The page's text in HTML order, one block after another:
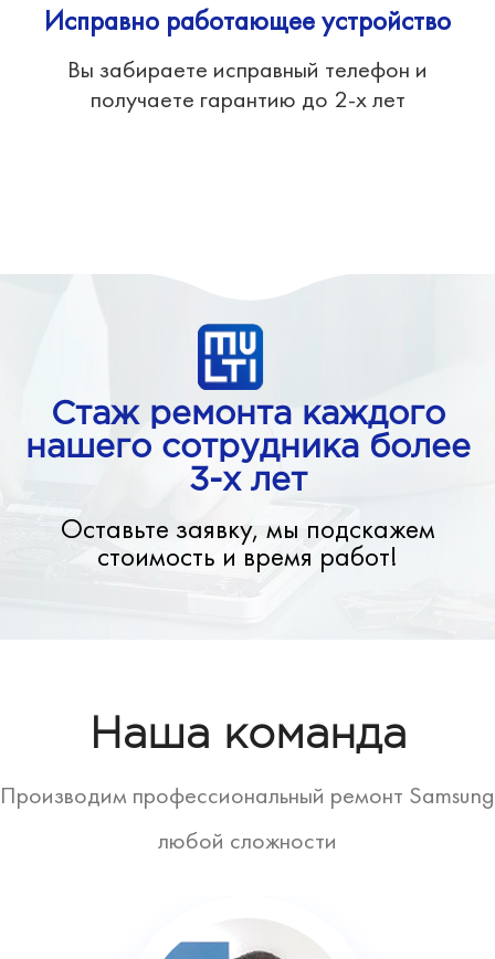
Исправно работающее устройство
Вы забираете исправный телефон и
получаете гарантию до 2-х лет
Стаж ремонта каждого
нашего сотрудника более
3-х лет
Оставьте заявку, мы подскажем
стоимость и время работ!
Наша команда
Производим профессиональный ремонт Samsung
любой сложности